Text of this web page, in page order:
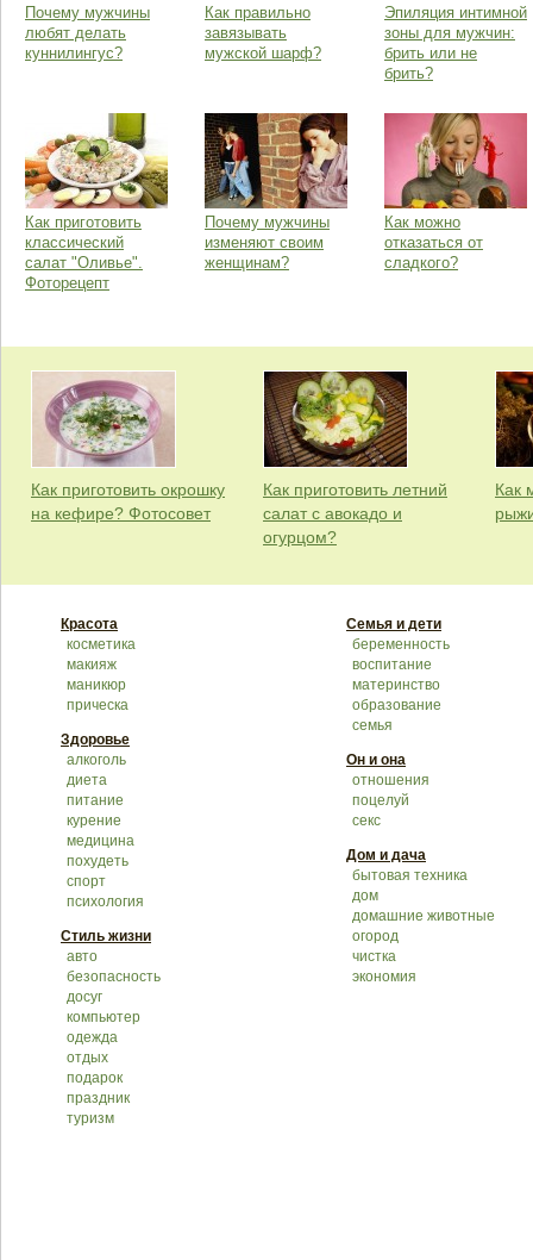
Почему мужчины
любят делать
куннилингус?
Как правильно
завязывать
мужской шарф?
Эпиляция интимной
зоны для мужчин:
брить или не
брить?
Как приготовить
классический
салат "Оливье".
Фоторецепт
Почему мужчины
изменяют своим
женщинам?
Как можно
отказаться от
сладкого?
Как приготовить окрошку
на кефире? Фотосовет
Как приготовить летний
салат с авокадо и
огурцом?
Как
Красота
косметика
макияж
маникюр
прическа
Здоровье
алкоголь
диета
питание
курение
медицина
похудеть
спорт
психология
Стиль жизни
авто
безопасность
досуг
компьютер
одежда
отдых
подарок
праздник
туризм
Семья и дети
беременность
воспитание
материнство
образование
семья
Он и она
отношения
поцелуй
секс
Дом и дача
бытовая техника
дом
домашние животные
огород
чистка
экономия